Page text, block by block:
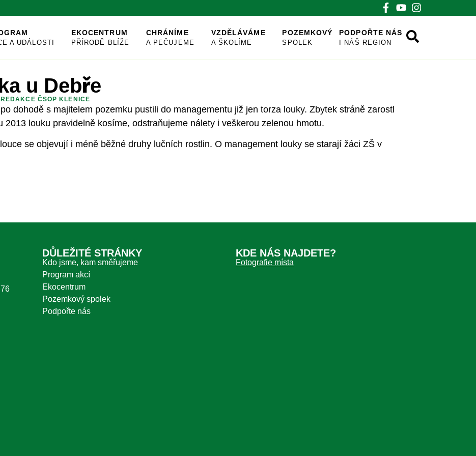
A UDÁLOSTI
EKOCENTRUM
PŘÍRODĚ BLÍŽE
CHRÁNÍME
A PEČUJEME
VZDĚLÁVÁME
A ŠKOLÍME
POZEMKOVÝ
SPOLEK
PODPOŘTE NÁS
I NÁŠ REGION
u Debře
REDAKCE ČSOP KLENICE
dohodě s majitelem pozemku pustili do managementu již jen torza louky. Zbytek stráně zarostl
2013 louku pravidelně kosíme, odstraňujeme nálety i veškerou zelenou hmotu.
se objevují i méně běžné druhy lučních rostlin. O management louky se starají žáci ZŠ v
DŮLEŽITÉ STRÁNKY
Kdo jsme, kam směřujeme
Program akcí
Ekocentrum
Pozemkový spolek
Podpořte nás
KDE NÁS NAJDETE?
Fotografie místa